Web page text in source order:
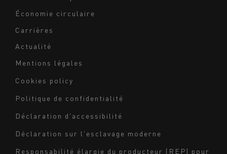
Économie circulaire
Carrières
Actualité
bas
de
page
-
Mentions légales
Cookies policy
Politique de confidentialité
Déclaration d'accessibilité
Déclaration sur l'esclavage moderne
Responsabilité élargie du producteur (REP) pour